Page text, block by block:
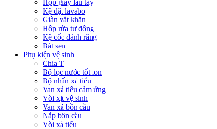
Hộp giấy lau tay
Kệ đặt lavabo
Giàn vắt khăn
Hộp rửa tự động
Kệ cốc đánh răng
Bát sen
Phụ kiện vệ sinh
Chia T
Bộ lọc nước tốt ion
Bộ nhấn xả tiểu
Van xả tiểu cảm ứng
Vòi xịt vệ sinh
Van xả bồn cầu
Nắp bồn cầu
Vòi xả tiểu